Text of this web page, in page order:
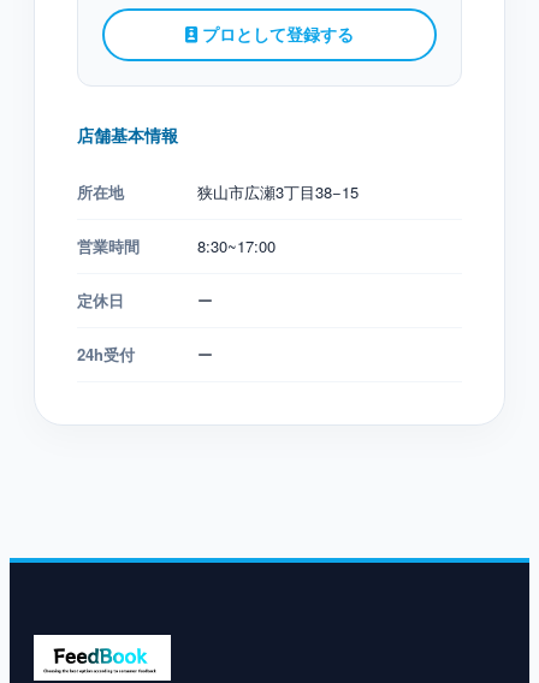
プロとして登録する
店舗基本情報
所在地 狭山市広瀬3丁目38−15
営業時間 8:30~17:00
定休日 ー
24h受付 ー